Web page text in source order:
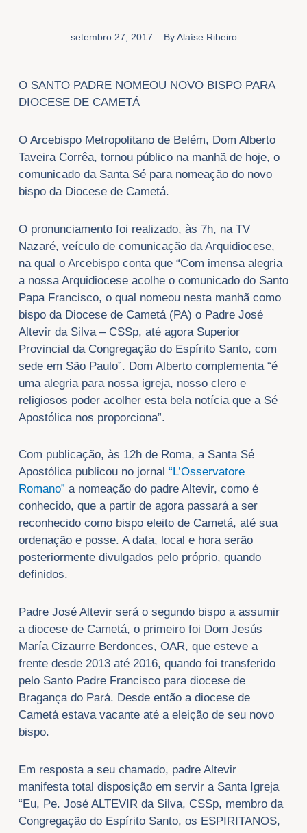
setembro 27, 2017 ByAlaíse Ribeiro
O SANTO PADRE NOMEOU NOVO BISPO PARA
DIOCESE DE CAMETÁ
O Arcebispo Metropolitano de Belém, Dom Alberto
Taveira Corrêa, tornou público na manhã de hoje, o
comunicado da Santa Sé para nomeação do novo
bispo da Diocese de Cametá.
O pronunciamento foi realizado, às 7h, na TV
Nazaré, veículo de comunicação da Arquidiocese,
na qual o Arcebispo conta que “Com imensa alegria
a nossa Arquidiocese acolhe o comunicado do Santo
Papa Francisco, o qual nomeou nesta manhã como
bispo da Diocese de Cametá (PA) o Padre José
Altevir da Silva – CSSp, até agora Superior
Provincial da Congregação do Espírito Santo, com
sede em São Paulo”. Dom Alberto complementa “é
uma alegria para nossa igreja, nosso clero e
religiosos poder acolher esta bela notícia que a Sé
Apostólica nos proporciona”.
Com publicação, às 12h de Roma, a Santa Sé
Apostólica publicou no jornal “L’Osservatore
Romano” a nomeação do padre Altevir, como é
conhecido, que a partir de agora passará a ser
reconhecido como bispo eleito de Cametá, até sua
ordenação e posse. A data, local e hora serão
posteriormente divulgados pelo próprio, quando
definidos.
Padre José Altevir será o segundo bispo a assumir
a diocese de Cametá, o primeiro foi Dom Jesús
María Cizaurre Berdonces, OAR, que esteve a
frente desde 2013 até 2016, quando foi transferido
pelo Santo Padre Francisco para diocese de
Bragança do Pará. Desde então a diocese de
Cametá estava vacante até a eleição de seu novo
bispo.
Em resposta a seu chamado, padre Altevir
manifesta total disposição em servir a Santa Igreja
“Eu, Pe. José ALTEVIR da Silva, CSSp, membro da
Congregação do Espírito Santo, os ESPIRITANOS,